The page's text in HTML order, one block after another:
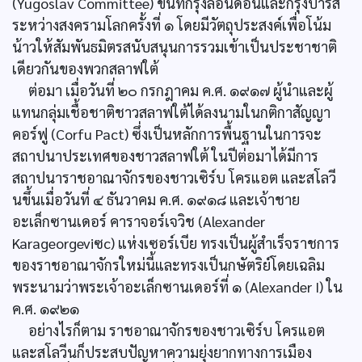
ระหว่างสงครามโลกครั้งที่ ๑ โดยมีวัตถุประสงค์เพื่อโน้ม
น้าวให้สัมพันธมิตรสนับสนุนการรวมเข้าเป็นประชาชาติ
เดียวกันของพวกสลาฟใต้
ต่อมา เมื่อวันที่ ๒๐ กรกฎาคม ค.ศ. ๑๙๑๗ ผู้นำและผู้
แทนกลุ่มเชื้อชาติชาวสลาฟใต้ได้ลงนามในกติกาสัญญา
คอร์ฟู (Corfu Pact) ซึ่งเป็นหลักการพื้นฐานในการจะ
สถาปนาประเทศของชาวสลาฟใต้ ในปีต่อมาได้มีการ
สถาปนาราชอาณาจักรของชาวเซิร์บ โครแอต และสโลวี
นขึ้นเมื่อวันที่ ๔ ธันวาคม ค.ศ. ๑๙๑๘ และเจ้าชาย
อะเล็กซานเดอร์ คาราจอร์เจวิช (Alexander
Karageorgeviซc) แห่งเซอร์เบีย ทรงเป็นผู้สำเร็จราชการ
ของราชอาณาจักรใหม่นี้และทรงเป็นกษัตริย์โดยเฉลิม
พระนามว่าพระเจ้าอะเล็กซานเดอร์ที่ ๑ (Alexander I) ใน
ค.ศ. ๑๙๒๑
อย่างไรก็ตาม ราชอาณาจักรของชาวเซิร์บ โครแอต
และสโลวีนก็ประสบปัญหาความยุ่งยากทางการเมือง